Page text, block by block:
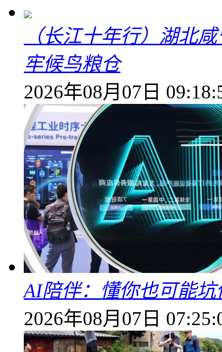
（长江十年行）湖北
牢候鸟粮仓
2026年08月07日
AI陪伴：懂你也可能坑
2026年08月07日